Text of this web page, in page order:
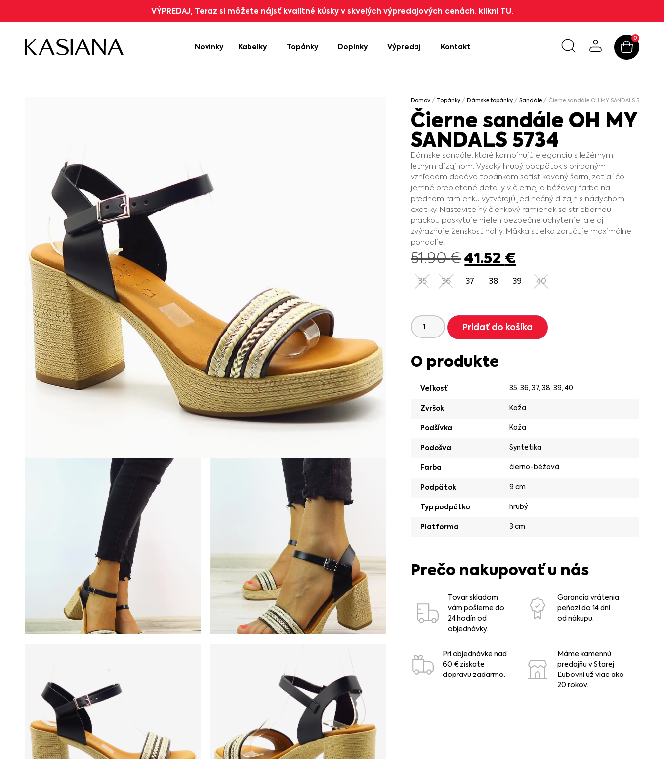
VÝPREDAJ, Teraz si môžete nájsť kvalitné kúsky v skvelých výpredajových cenách. klikni TU.
Novinky Kabelky Topánky Doplnky Výpredaj Kontakt
0
Domov / Topánky /Dámske topánky /Sandále / Čierne sandále OH MY SANDALS 5734
Čierne sandále OH MY
SANDALS 5734
Dámske sandále, ktoré kombinujú eleganciu s ležérnym
letným dizajnom. Vysoký hrubý podpätok s prírodným
vzhľadom dodáva topánkam sofistikovaný šarm, zatiaľ čo
jemné prepletané detaily v čiernej a béžovej farbe na
prednom ramienku vytvárajú jedinečný dizajn s nádychom
exotiky. Nastaviteľný členkový ramienok so striebornou
prackou poskytuje nielen bezpečné uchytenie, ale aj
zvýrazňuje ženskosť nohy. Mäkká stielka zaručuje maximálne
pohodlie.
51.90€41.52 €
35 36 37 38 39 40
Pridať do košíka
O produkte
Veľkosť 35,36,37,38,39,40
Zvršok Koža
Podšívka Koža
Podošva Syntetika
Farba čierno-béžová
Podpätok 9 cm
Typ podpätku hrubý
Platforma 3 cm
Prečo nakupovať u nás
Tovar skladom
vám pošleme do
24 hodín od
objednávky.
Garancia vrátenia
peňazí do 14 dní
od nákupu.
Pri objednávke nad
60 € získate
dopravu zadarmo.
Máme kamennú
predajňu v Starej
Ľubovni už viac ako
20 rokov.